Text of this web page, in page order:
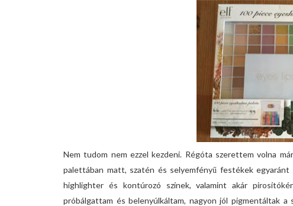
Nem tudom nem ezzel kezdeni. Régóta szerettem volna
palettában matt, szatén és selyemfényű festékek
highlighter és kontúrozó színek, valamint akár
próbálgattam és belenyúlkáltam, nagyon jól pigmentáltak a